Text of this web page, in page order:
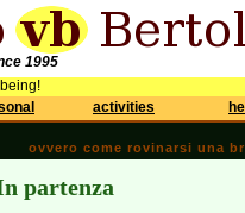
1995
activities
ovvero come rovinarsi una
partenza